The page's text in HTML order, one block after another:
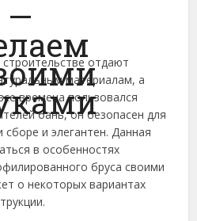
отдают
материалам, а
времена пользовался
бань, он безопасен для
и элегантен. Данная
в особенностях
бруса своими
о некоторых вариантах